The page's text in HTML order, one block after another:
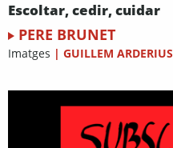
Escoltar, cedir, cuidar
PERE BRUNET
Imatges | GUILLEM ARDERIUS